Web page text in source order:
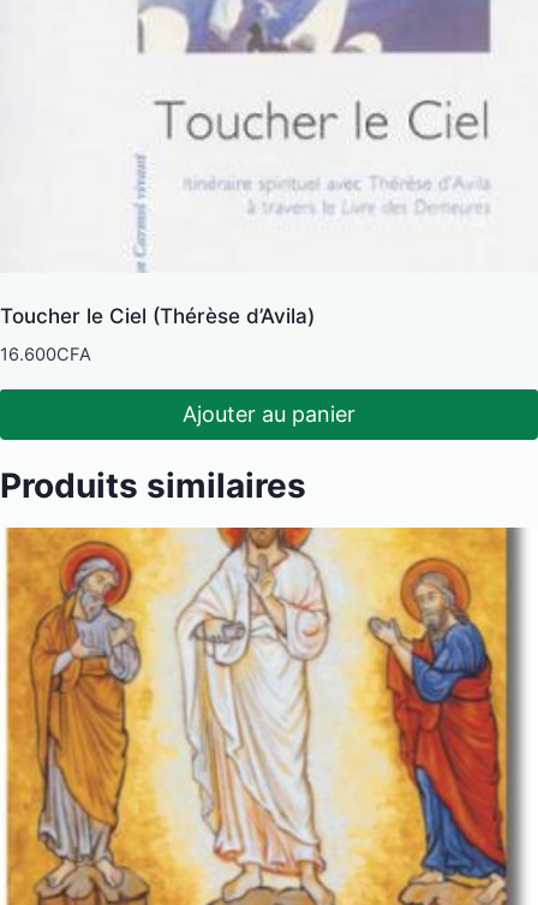
Toucher le Ciel (Thérèse d’Avila)
16.600CFA
Ajouter au panier
Produits similaires